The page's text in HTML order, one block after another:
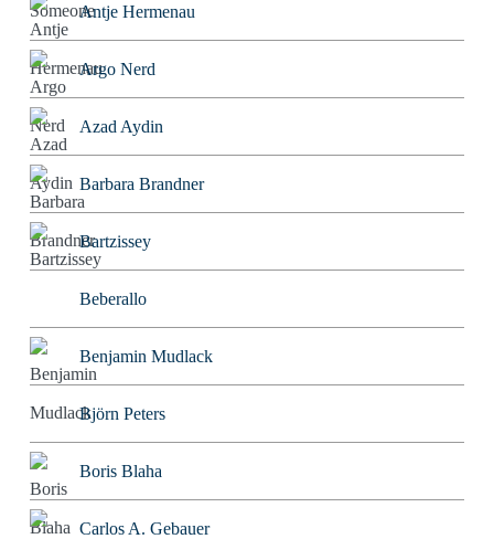
Antje Hermenau
Argo Nerd
Azad Aydin
Barbara Brandner
Bartzissey
Beberallo
Benjamin Mudlack
Björn Peters
Boris Blaha
Carlos A. Gebauer